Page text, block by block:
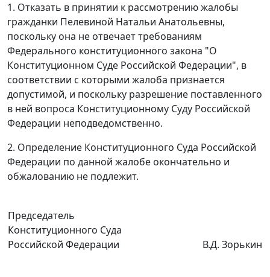
1. Отказать в принятии к рассмотрению жалобы
гражданки Пелевиной Натальи Анатольевны,
поскольку она не отвечает требованиям
Федерального конституционного закона "О
Конституционном Суде Российской Федерации", в
соответствии с которыми жалоба признается
допустимой, и поскольку разрешение поставленного
в ней вопроса Конституционному Суду Российской
Федерации неподведомственно.
2. Определение Конституционного Суда Российской
Федерации по данной жалобе окончательно и
обжалованию не подлежит.
Председатель
Конституционного Суда
Российской Федерации
В.Д. Зорькин